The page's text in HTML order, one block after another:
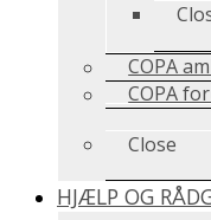
COPA
COPA
Close
HJÆLP OG